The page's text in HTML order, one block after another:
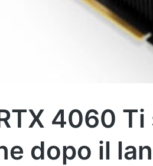
4060
dopo il